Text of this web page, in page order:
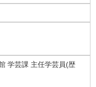
学芸課 主任学芸員(歴